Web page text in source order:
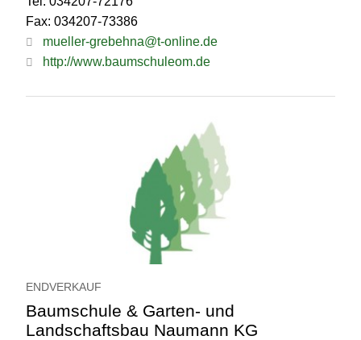
Fax: 034207-73386
mueller-grebehna@t-online.de
http://www.baumschuleom.de
ENDVERKAUF
Baumschule & Garten- und
Landschaftsbau Naumann KG